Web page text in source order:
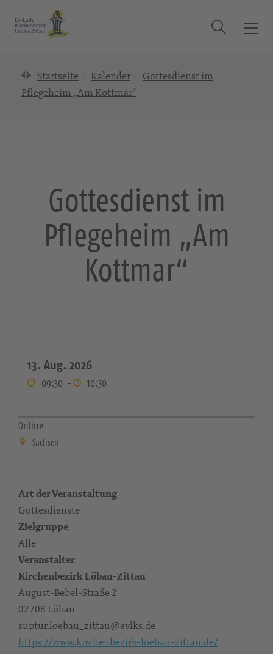
T
Suche
Startseite Kalender
Gottesdienst im
Pflegeheim „Am Kottmar“
Gottesdienst im
Pflegeheim „Am
Kottmar“
13. Aug. 2026
09:30 - 10:30
Online
Sachsen
Art der Veranstaltung
Gottesdienste
Zielgruppe
Alle
Veranstalter
Kirchenbezirk Löbau-Zittau
August-Bebel-Straße 2
02708 Löbau
suptur.loebau_zittau@evlks.de
https://www.kirchenbezirk-loebau-zittau.de/